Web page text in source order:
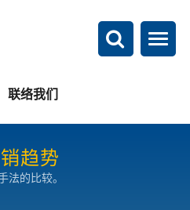
联络我们
趋势
法的比较。